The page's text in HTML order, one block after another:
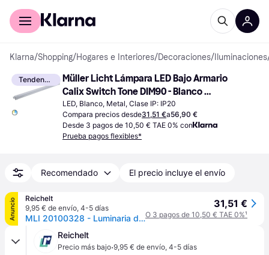
Comprar con Klarna
Klarna/Shopping/Hogares e Interiores/Decoraciones/ Iluminaciones
Tendencia
Müller Licht Lámpara LED Bajo Armario
Calix Switch Tone DIM90 - Blanco
Iluminación de banco
LED, Blanco, Metal, Clase IP: IP20
Compara precios desde31,51 €a56,90 €
Desde 3 pagos de 10,50 € TAE 0% con
Prueba pagos flexibles*
Recomendado El precio incluye el envío
Anuncio
Reichelt
9,95 € de envío, 4-5 días
MLI 20100328 - Luminaria de estructura inferior, 12 W, 960 lm, lineal, IP20
31,51 €
O 3 pagos de 10,50 € TAE 0%¹
Reichelt
Precio más bajo·9,95 € de envío, 4-5 días